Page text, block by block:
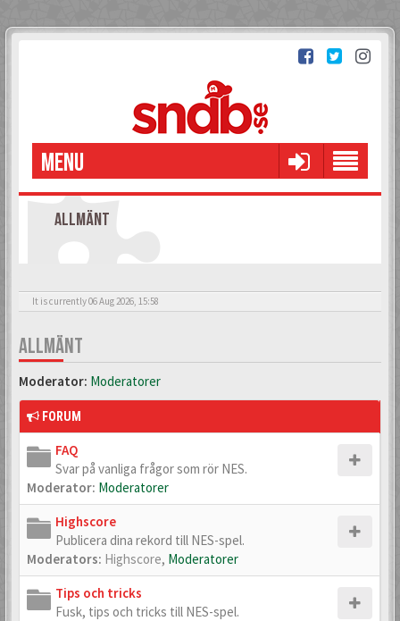
MENU
ALLMÄNT
It is currently 06 Aug 2026, 15:58
ALLMÄNT
Moderator: Moderatorer
FORUM
FAQ
Svar på vanliga frågor som rör NES.
Moderator: Moderatorer
Highscore
Publicera dina rekord till NES-spel.
Moderators: Highscore, Moderatorer
Tips och tricks
Fusk, tips och tricks till NES-spel.